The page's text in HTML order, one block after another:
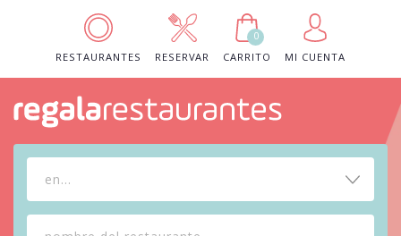
RESTAURANTES RESERVAR
0
CARRITO
MI CUENTA
en...